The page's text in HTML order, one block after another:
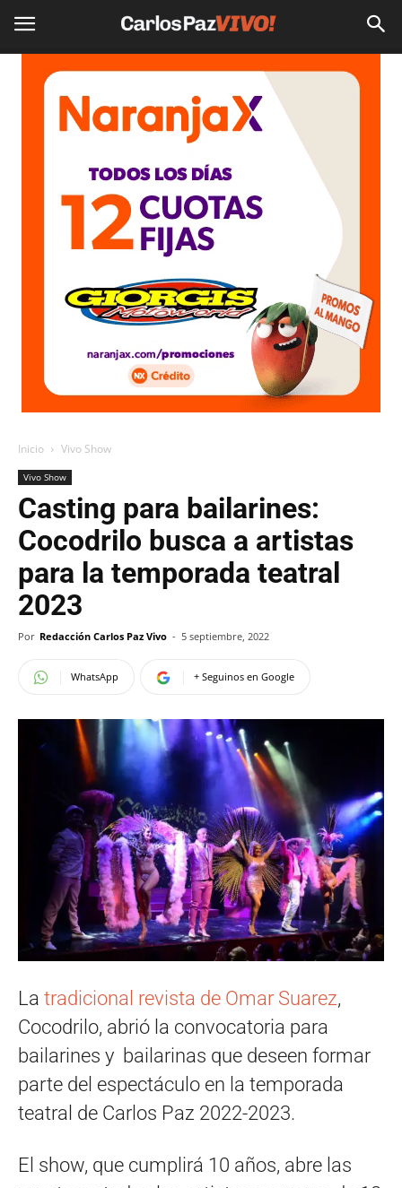
Inicio Vivo Show
Vivo Show
Casting para bailarines:
Cocodrilo busca a artistas
para la temporada teatral
2023
Por Redacción Carlos Paz Vivo - 5 septiembre, 2022
WhatsApp + Seguinos en Google
La tradicional revista de Omar Suarez,
Cocodrilo, abrió la convocatoria para
bailarines y bailarinas que deseen formar
parte del espectáculo en la temporada
teatral de Carlos Paz 2022-2023.
El show, que cumplirá 10 años, abre las